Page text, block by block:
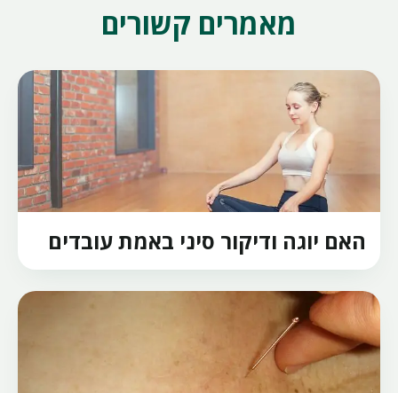
מאמרים קשורים
האם יוגה ודיקור סיני באמת עובדים